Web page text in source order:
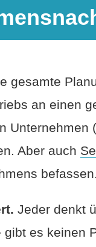
gesamte
an einen
Unternehmen
Aber auch
befassen.
Jeder denkt
es keinen